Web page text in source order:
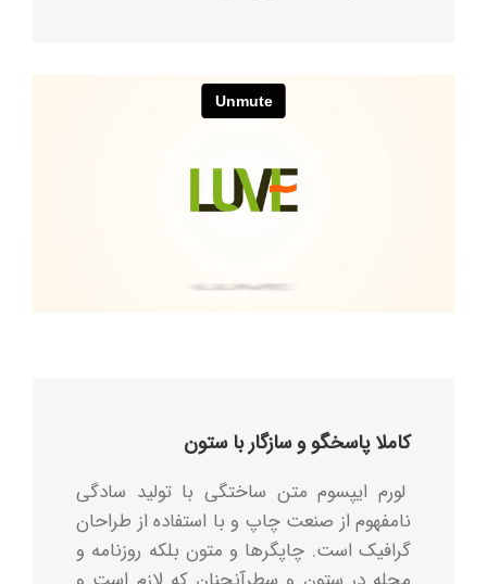
کاملا پاسخگو و سازگار با ستون
لورم ایپسوم متن ساختگی با تولید سادگی
نامفهوم از صنعت چاپ و با استفاده از طراحان
گرافیک است. چاپگرها و متون بلکه روزنامه و